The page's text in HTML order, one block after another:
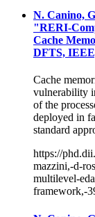
N. Canino,
"RERI-
Cache
DFTS,
Cache
vulnerability
of the
deployed in
standard
https://
mazzini,-d-
multilevel-
framework,-